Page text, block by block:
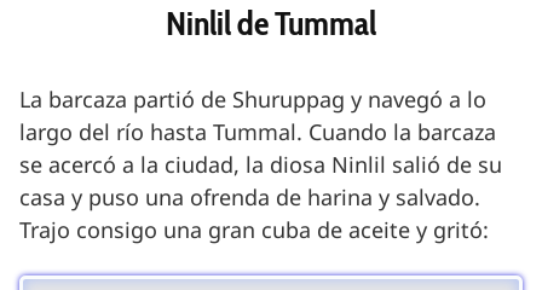
Ninlil de Tummal
La barcaza partió de Shuruppag y navegó a lo
largo del río hasta Tummal. Cuando la barcaza
se acercó a la ciudad, la diosa Ninlil salió de su
casa y puso una ofrenda de harina y salvado.
Trajo consigo una gran cuba de aceite y gritó: